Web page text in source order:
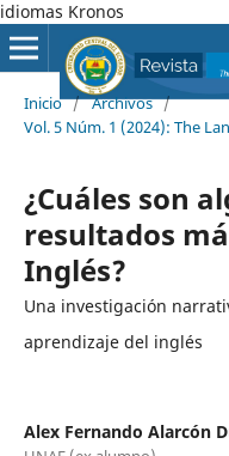
idiomas Kronos
Inicio / Archivos /
Vol. 5 Núm. 1 (2024): The
¿Cuáles son
resultados
Inglés?
Una investigación
aprendizaje del inglés
Alex Fernando Alarcón